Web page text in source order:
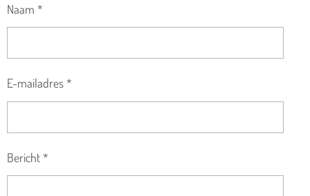
Naam *
E-mailadres *
Bericht *